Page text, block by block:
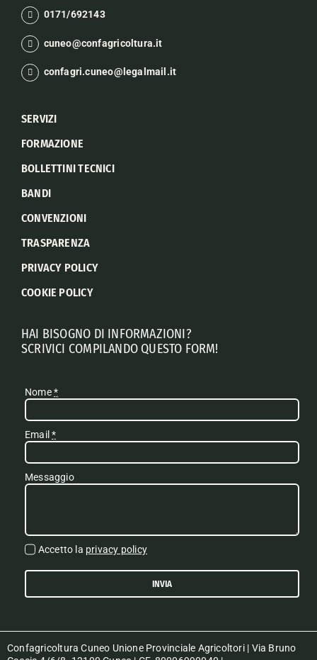
0171/692143
cuneo@confagricoltura.it
confagri.cuneo@legalmail.it
SERVIZI
FORMAZIONE
BOLLETTINI TECNICI
BANDI
CONVENZIONI
TRASPARENZA
PRIVACY POLICY
COOKIE POLICY
HAI BISOGNO DI INFORMAZIONI?
SCRIVICI COMPILANDO QUESTO FORM!
Nome*
Email*
Messaggio
Accetto la privacy policy
INVIA
Confagricoltura Cuneo Unione Provinciale Agricoltori | Via Bruno